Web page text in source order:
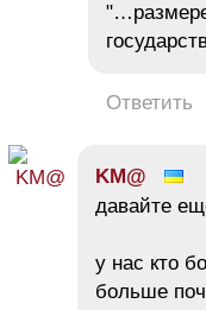
Ответить
KM@
давайте
у нас кто
больше